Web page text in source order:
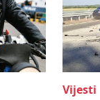
Vijesti